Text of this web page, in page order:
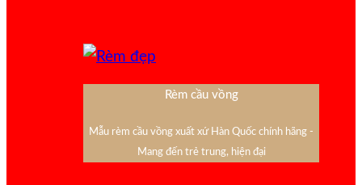
Rèm cầu vồng
Mẫu rèm cầu vồng xuất xứ Hàn Quốc chính hãng -
Mang đến trẻ trung, hiện đại